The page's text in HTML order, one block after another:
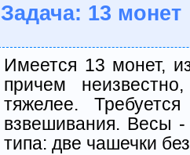
Задача: 13 монет
Имеется 13 монет,
причем
тяжелее.
взвешивания. Весы -
типа: две чашечки